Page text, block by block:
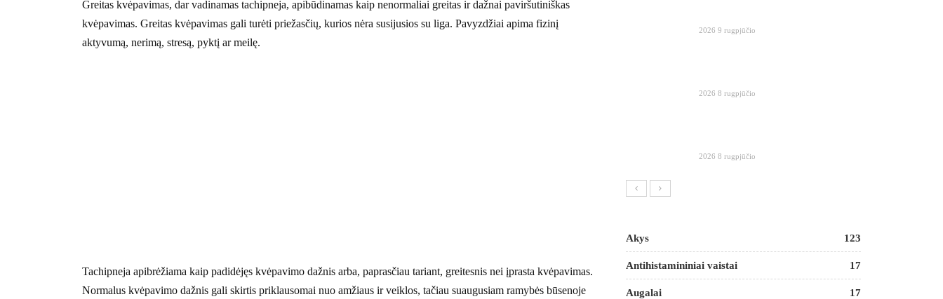
Greitas kvėpavimas, dar vadinamas tachipneja, apibūdinamas kaip nenormaliai greitas ir dažnai paviršutiniškas
kvėpavimas. Greitas kvėpavimas gali turėti priežasčių, kurios nėra susijusios su liga. Pavyzdžiai apima fizinį
aktyvumą, nerimą, stresą, pyktį ar meilę.
Tachipneja apibrėžiama kaip padidėjęs kvėpavimo dažnis arba, paprasčiau tariant, greitesnis nei įprasta kvėpavimas.
Normalus kvėpavimo dažnis gali skirtis priklausomai nuo amžiaus ir veiklos, tačiau suaugusiam ramybės būsenoje
2026 9 rugpjūčio
2026 8 rugpjūčio
2026 8 rugpjūčio
Akys 123
Antihistamininiai vaistai 17
Augalai 17